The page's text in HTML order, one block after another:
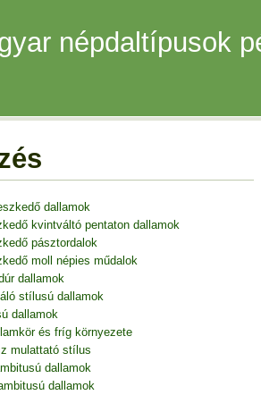
népdaltípusok
dallamok
kvintváltó pentaton dallamok
pásztordalok
moll népies műdalok
dallamok
stílusú dallamok
dallamok
és fríg környezete
mulattató stílus
dallamok
dallamok